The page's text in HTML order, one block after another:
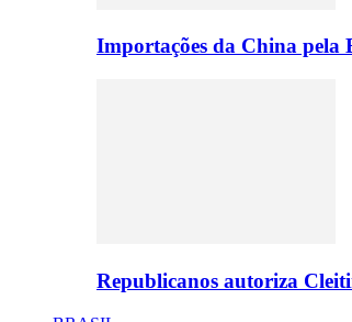
Importações da China pela
Republicanos autoriza